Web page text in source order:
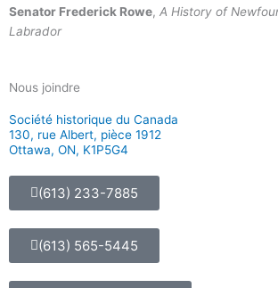
Senator Frederick Rowe, A History of
Labrador
Nous joindre
Société historique du Canada
130, rue Albert, pièce 1912
Ottawa, ON, K1P5G4
(613) 233-7885
(613) 565-5445